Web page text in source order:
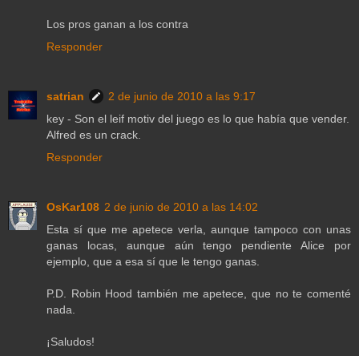
Los pros ganan a los contra
Responder
satrian
2 de junio de 2010 a las 9:17
key - Son el leif motiv del juego es lo que había que vender.
Alfred es un crack.
Responder
OsKar108 2 de junio de 2010 a las 14:02
Esta sí que me apetece verla, aunque tampoco con unas
ganas locas, aunque aún tengo pendiente Alice por
ejemplo, que a esa sí que le tengo ganas.
P.D. Robin Hood también me apetece, que no te comenté
nada.
¡Saludos!